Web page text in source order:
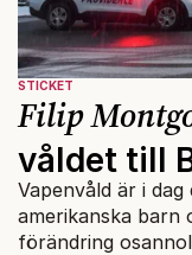
STICKET
Filip
våldet till
Vapenvåld är i
amerikanska barn
förändring